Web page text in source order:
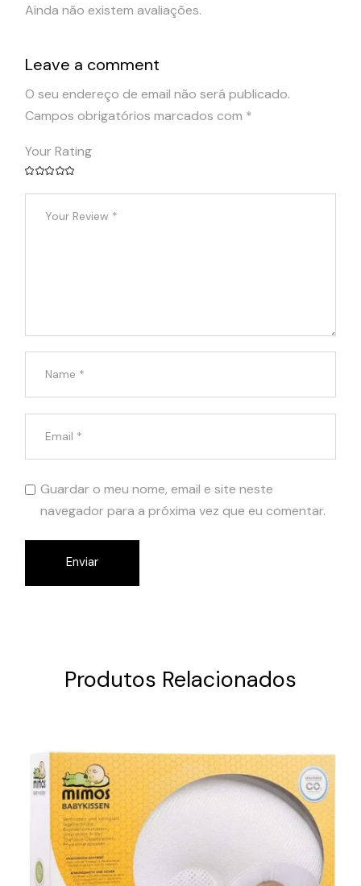
Ainda não existem avaliações.
Leave a comment
O seu endereço de email não será publicado.
Campos obrigatórios marcados com *
Your Rating
Guardar o meu nome, email e site neste
navegador para a próxima vez que eu comentar.
Enviar
Produtos Relacionados